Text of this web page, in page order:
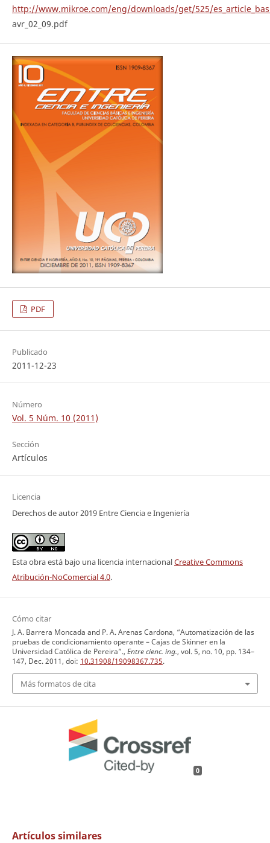
http://www.mikroe.com/eng/downloads/get/525/
avr_02_09.pdf
PDF
Publicado
2011-12-23
Número
Vol. 5 Núm. 10 (2011)
Sección
Artículos
Licencia
Derechos de autor 2019 Entre Ciencia e Ingeniería
Esta obra está bajo una licencia internacionalCreative Commons
Atribución-NoComercial 4.0.
Cómo citar
J. A. Barrera Moncada and P. A. Arenas Cardona, “Automatización de las
pruebas de condicionamiento operante – Cajas de Skinner en la
Universidad Católica de Pereira”., Entre cienc. ing., vol. 5, no. 10, pp. 134–
147, Dec. 2011, doi: 10.31908/19098367.735.
Más formatos de cita
0
Artículos similares